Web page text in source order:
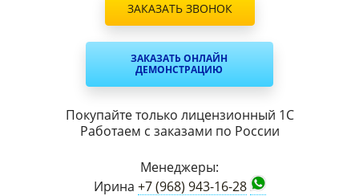
ЗАКАЗАТЬ ЗВОНОК
ЗАКАЗАТЬ ОНЛАЙН
ДЕМОНСТРАЦИЮ
Покупайте только лицензионный 1С
Работаем с заказами по России
Менеджеры:
Ирина +7 (968) 943-16-28